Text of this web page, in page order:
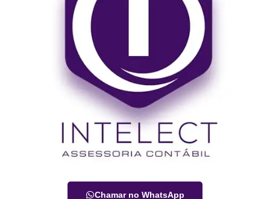
Chamar no WhatsApp